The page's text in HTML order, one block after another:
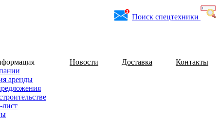
Поиск спецтехники
аренды
Новости Доставка Контакты